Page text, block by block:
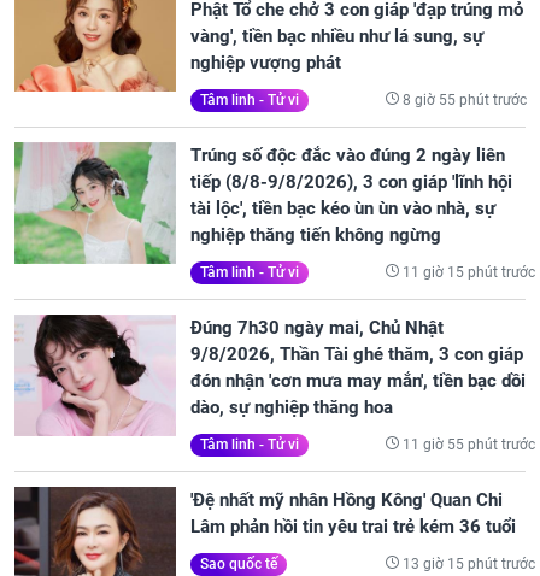
Phật Tổ che chở 3 con giáp 'đạp trúng mỏ
vàng', tiền bạc nhiều như lá sung, sự
nghiệp vượng phát
Tâm linh - Tử vi 8 giờ 55 phút trước
Trúng số độc đắc vào đúng 2 ngày liên
tiếp (8/8-9/8/2026), 3 con giáp 'lĩnh hội
tài lộc', tiền bạc kéo ùn ùn vào nhà, sự
nghiệp thăng tiến không ngừng
Tâm linh - Tử vi 11 giờ 15 phút trước
Đúng 7h30 ngày mai, Chủ Nhật
9/8/2026, Thần Tài ghé thăm, 3 con giáp
đón nhận 'cơn mưa may mắn', tiền bạc dồi
dào, sự nghiệp thăng hoa
Tâm linh - Tử vi 11 giờ 55 phút trước
'Đệ nhất mỹ nhân Hồng Kông' Quan Chi
Lâm phản hồi tin yêu trai trẻ kém 36 tuổi
Sao quốc tế 13 giờ 15 phút trước